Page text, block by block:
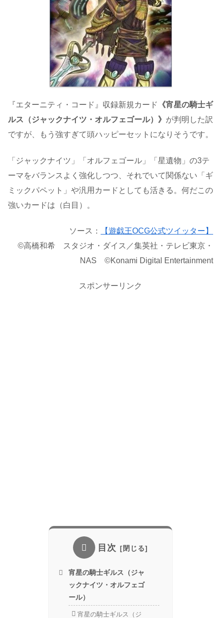
『エターニティ・コード』収録新規カード
《宵星の騎士ギ
ルス（ジャックナイツ・オルフェゴール）》 が判明した訳
ですが、もう強すぎて頭ハッピーセットになりそうです。
「ジャックナイツ」「オルフェゴール」「星遺物」の3テ
ーマをバランスよく強化しつつ、それでいて関係ない「ギ
ミックパペット」や汎用カードとしても活きる。何だこの
強いカードは（白目）。
ソース：
【遊戯王OCG公式ツイッター】
©高橋和希 スタジオ・ダイス／集英社・テレビ東京・
NAS ©Konami Digital Entertainment
スポンサーリンク
目次
宵星の騎士ギルス（ジャ
ックナイツ・オルフェゴ
ール）
宵星の騎士ギルス（ジ